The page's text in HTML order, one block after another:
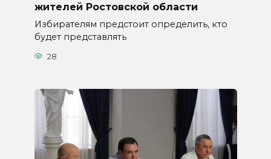
жителей Ростовской области
Избирателям предстоит определить, кто
будет представлять
28